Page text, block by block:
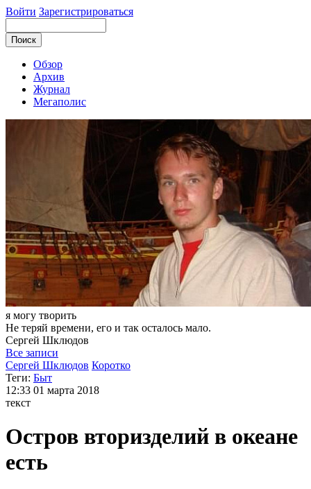
Войти Зарегистрироваться
Обзор
Архив
Журнал
Мегаполис
я могу творить
Не теряй времени, его и так осталось мало.
Сергей Шклюдов
Все записи
Сергей Шклюдов Коротко
Теги: Быт
12:33 01 марта 2018
текст
Остров вторизделий в океане
есть